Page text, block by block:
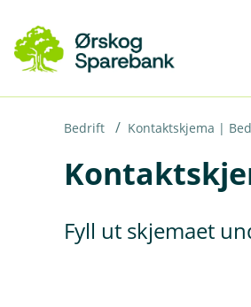
Bedrift Kontaktskjema |
Fyll ut skjemaet